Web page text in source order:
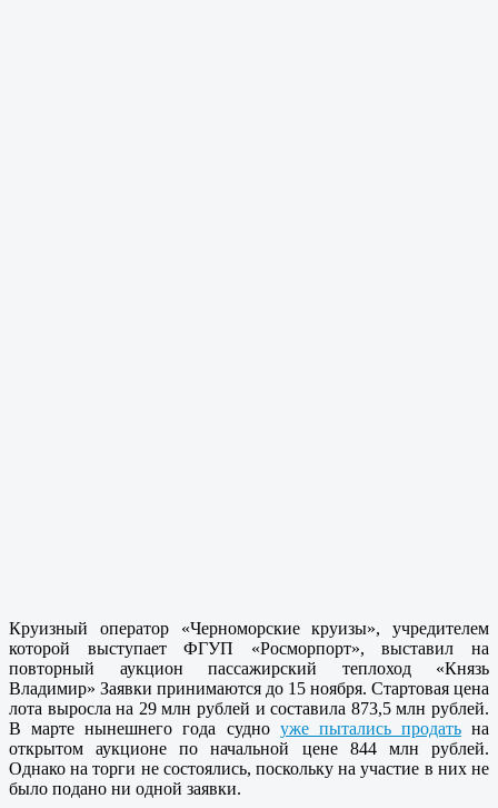
Круизный оператор «Черноморские круизы», учредителем
которой выступает ФГУП «Росморпорт», выставил на
повторный аукцион пассажирский теплоход «Князь
Владимир» Заявки принимаются до 15 ноября. Стартовая цена
лота выросла на 29 млн рублей и составила 873,5 млн рублей.
В марте нынешнего года судно уже пытались продатьна
открытом аукционе по начальной цене 844 млн рублей.
Однако на торги не состоялись, поскольку на участие в них не
было подано ни одной заявки.